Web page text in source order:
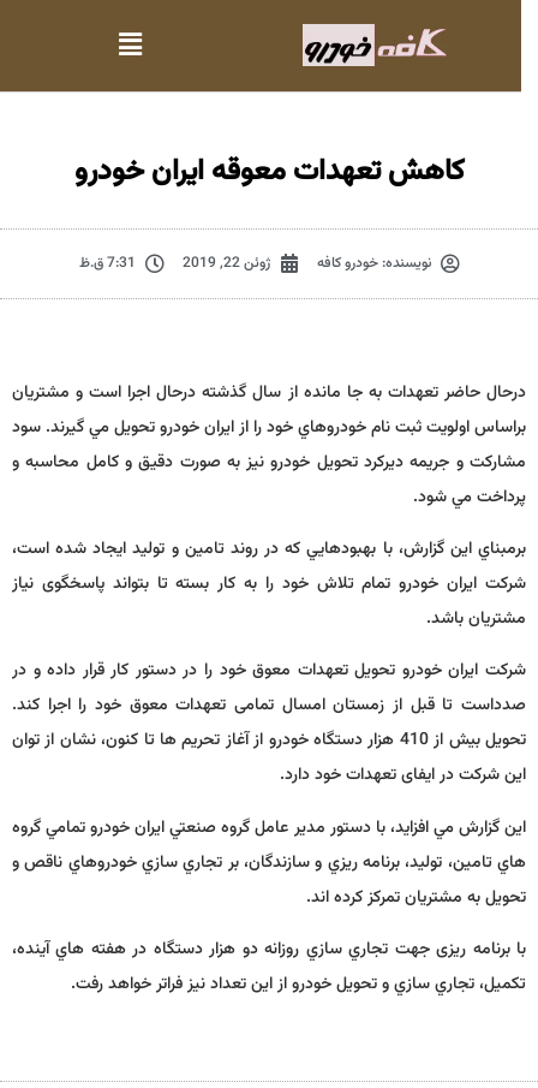
کاهش تعهدات معوقه ايران خودرو
نویسنده:خودرو کافه ژوئن 22, 2019 7:31 ق.ظ
درحال حاضر تعهدات به جا مانده از سال گذشته درحال اجرا است و مشتريان
براساس اولويت ثبت نام خودروهاي خود را از ايران خودرو تحويل مي گيرند. سود
مشاركت و جريمه ديركرد تحويل خودرو نيز به صورت دقيق و كامل محاسبه و
پرداخت مي شود.
برمبناي اين گزارش، با بهبودهايي كه در روند تامين و توليد ايجاد شده است،
شركت ايران خودرو تمام تلاش خود را به كار بسته تا بتواند پاسخگوی نیاز
مشتریان باشد.
شركت ايران خودرو تحويل تعهدات معوق خود را در دستور كار قرار داده و در
صدداست تا قبل از زمستان امسال تمامی تعهدات معوق خود را اجرا كند.
تحویل بیش از 410 هزار دستگاه خودرو از آغاز تحریم ها تا كنون، نشان از توان
این شركت در ایفای تعهدات خود دارد.
اين گزارش مي افزايد، با دستور مدير عامل گروه صنعتي ايران خودرو تمامي گروه
هاي تامين، توليد، برنامه ريزي و سازندگان، بر تجاري سازي خودروهاي ناقص و
تحويل به مشتريان تمركز كرده اند.
با برنامه ریزی جهت تجاري سازي روزانه دو هزار دستگاه در هفته هاي آينده،
تكميل، تجاري سازي و تحويل خودرو از اين تعداد نيز فراتر خواهد رفت.